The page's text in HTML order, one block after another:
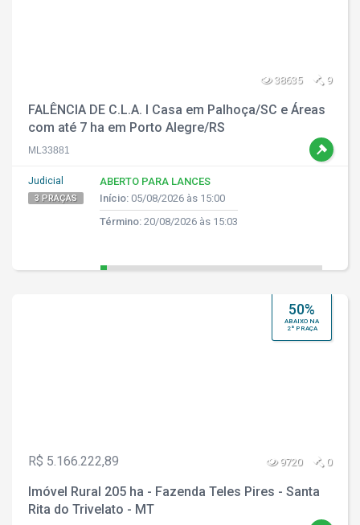
38635 9
FALÊNCIA DE C.L.A. I Casa em Palhoça/SC e Áreas
com até 7 ha em Porto Alegre/RS
ML33881
Judicial
3 PRAÇAS
ABERTO PARA LANCES
Início: 05/08/2026 às 15:00
Término: 20/08/2026 às 15:03
50%
ABAIXO NA
2ª PRAÇA
R$ 5.166.222,89 9720 0
Imóvel Rural 205 ha - Fazenda Teles Pires - Santa
Rita do Trivelato - MT